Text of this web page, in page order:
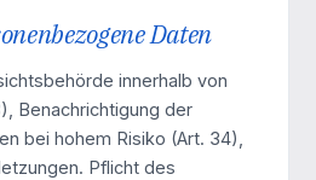
Daten
innerhalb von
Benachrichtigung der
bei hohem Risiko (Art. 34),
Pflicht des